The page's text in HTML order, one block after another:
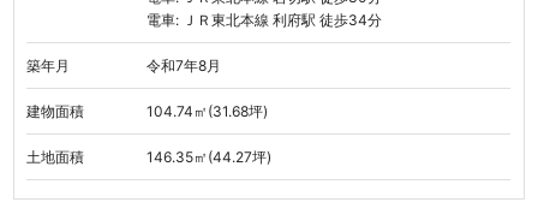
電車: ＪＲ東北本線 利府駅 徒歩34分
築年月 令和7年8月
建物面積 104.74㎡(31.68坪)
土地面積 146.35㎡(44.27坪)